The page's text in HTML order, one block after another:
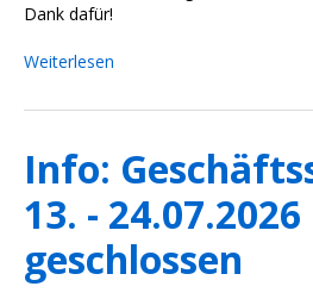
Dank dafür!
Weiterlesen
Info:
13. - 24.07.2026
geschlossen